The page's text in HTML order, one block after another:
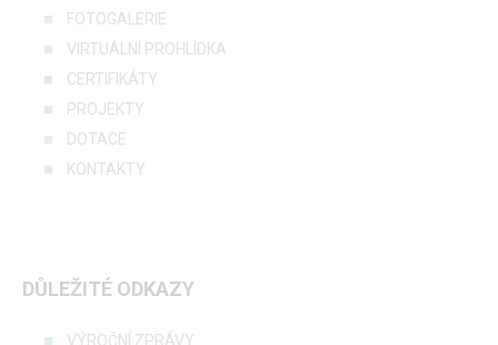
FOTOGALERIE
VIRTUÁLNÍ PROHLÍDKA
CERTIFIKÁTY
PROJEKTY
DOTACE
KONTAKTY
DŮLEŽITÉ ODKAZY
VÝROČNÍ ZPRÁVY